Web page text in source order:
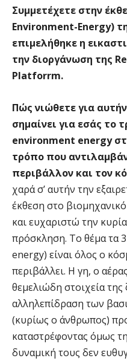
Συμμετέχετε στην
Environment-Energy)
επιμελήθηκε η
την διοργάνωση της
Platforrm.
Πώς νιώθετε για
σημαίνει για εσάς το
environment energy
τρόπο που
περιβάλλον και τον
χαρά σ’ αυτήν την
έκθεση στο
και ευχαριστώ την
πρόσκληση. Το θέμα τα
energy) είναι όλος ο
περιβάλλει. Η γη, ο
θεμελιώδη στοιχεία
αλληλεπίδραση των
(κυρίως ο άνθρωπος)
καταστρέφοντας όμως
δυναμική τους δεν